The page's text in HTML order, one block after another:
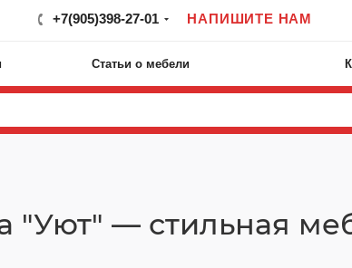
+7(905)398-27-01 НАПИШИТЕ НАМ
Статьи о мебели
"Уют" — стильная